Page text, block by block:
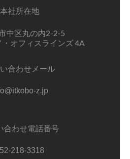
本社所在地
中区丸の内2-2-5
オフィスラインズ 4A
合わせメール
z.jp
合わせ電話番号
218-3318